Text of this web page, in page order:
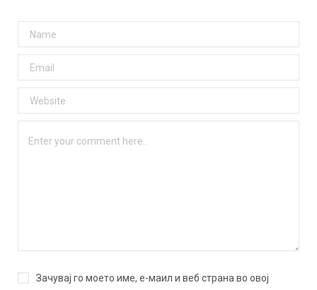
Зачувај го моето име, е-маил и веб страна во овој